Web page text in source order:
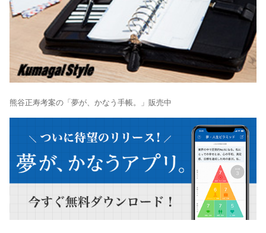
熊谷正寿考案の「夢が、かなう手帳。」販売中